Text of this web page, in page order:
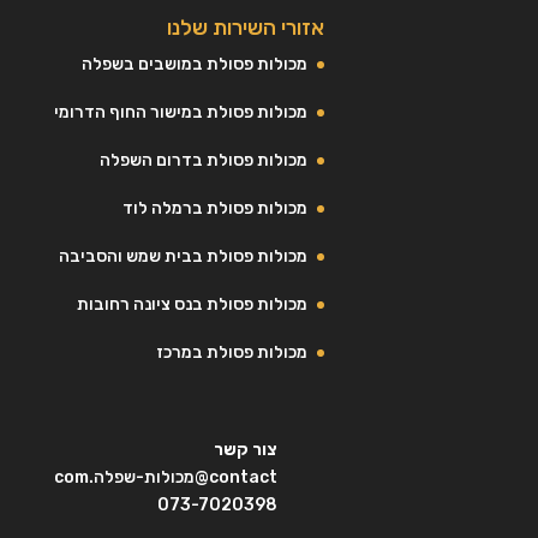
אזורי השירות שלנו
מכולות פסולת במושבים בשפלה
מכולות פסולת במישור החוף הדרומי
מכולות פסולת בדרום השפלה
מכולות פסולת ברמלה לוד
מכולות פסולת בבית שמש והסביבה
מכולות פסולת בנס ציונה רחובות
מכולות פסולת במרכז
צור קשר
contact@מכולות-שפלה.com
073-7020398